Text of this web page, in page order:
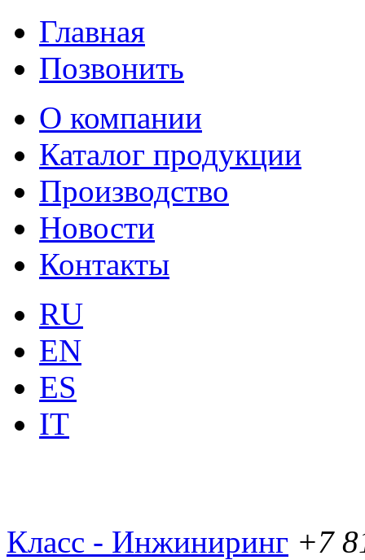
Главная
Позвонить
О компании
Каталог продукции
Производство
Новости
Контакты
RU
EN
ES
IT
Класс - Инжиниринг +7